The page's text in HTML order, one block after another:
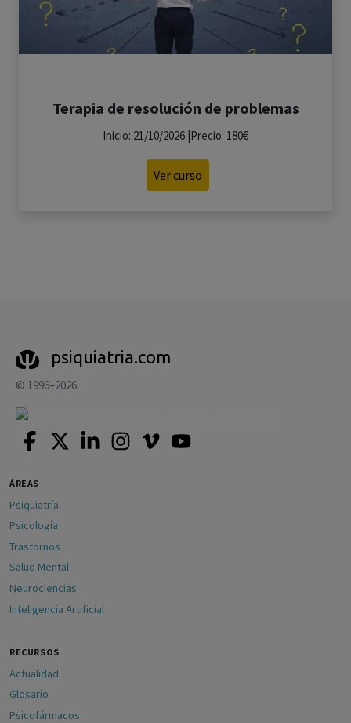
Terapia de resolución de problemas
Inicio: 21/10/2026 |Precio: 180€
Ver curso
psiquiatria.com
© 1996–2026
ÁREAS
Psiquiatría
Psicología
Trastornos
Salud Mental
Neurociencias
Inteligencia Artificial
RECURSOS
Actualidad
Glosario
Psicofármacos